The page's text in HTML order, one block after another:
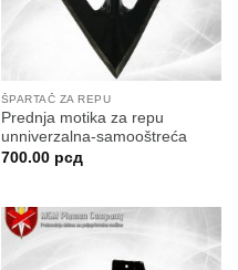
ŠPARTAČ ZA REPU
Prednja motika za repu
unniverzalna-samooštreća
700.00 рсд